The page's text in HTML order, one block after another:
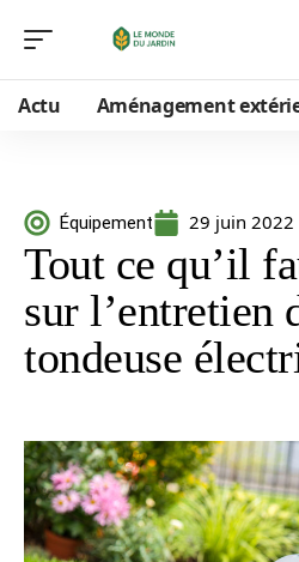
Actu Aménagement
Équipement 29 juin 2022
Tout ce qu’il
sur l’entretien
tondeuse